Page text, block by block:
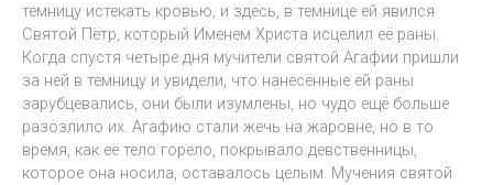
темницу истекать кровью, и здесь, в темнице ей явился
Святой Пётр, который Именем Христа исцелил её раны.
Когда спустя четыре дня мучители святой Агафии пришли
за ней в темницу и увидели, что нанесённые ей раны
зарубцевались, они были изумлены, но чудо ещё больше
разозлило их. Агафию стали жечь на жаровне, но в то
время, как её тело горело, покрывало девственницы,
которое она носила, оставалось целым. Мучения святой